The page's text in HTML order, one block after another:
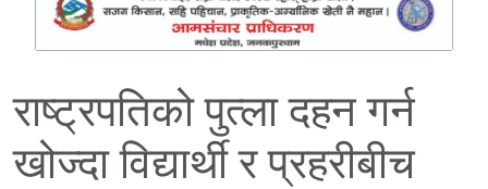
राष्ट्रपतिको पुत्ला दहन गर्न
खोज्दा विद्यार्थी र प्रहरीबीच